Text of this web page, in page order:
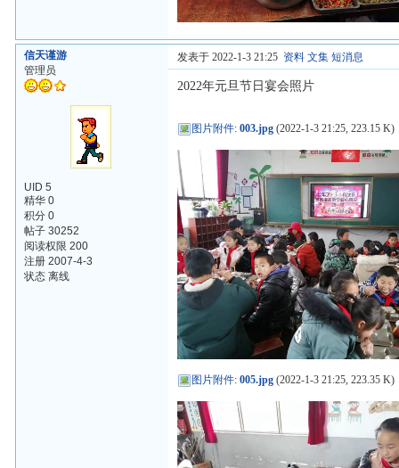
信天谨游
管理员
UID 5
精华 0
积分 0
帖子 30252
阅读权限 200
注册 2007-4-3
状态 离线
发表于 2022-1-3 21:25 资料 文集 短消息
2022年元旦节日宴会照片
图片附件:003.jpg (2022-1-3 21:25, 223.15 K)
图片附件:005.jpg (2022-1-3 21:25, 223.35 K)